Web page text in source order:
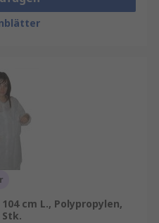
cm L., Polypropylen,